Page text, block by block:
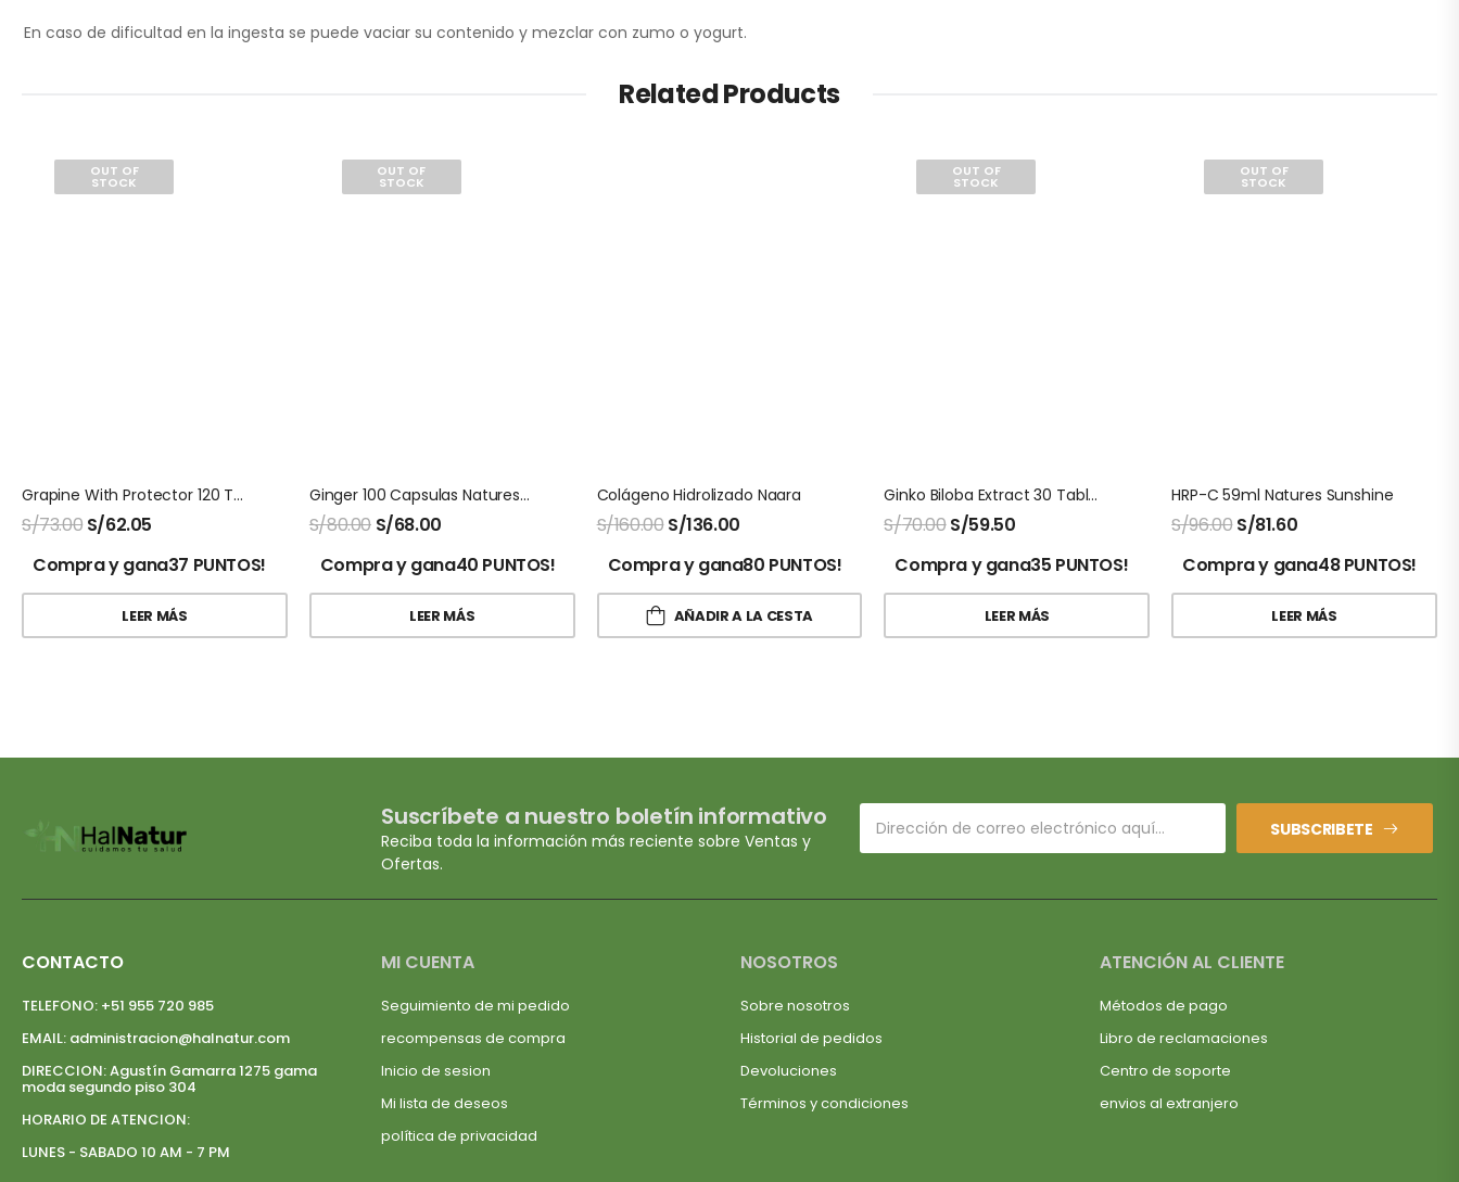
En caso de dificultad en la ingesta se puede vaciar su contenido y mezclar con zumo o yogurt.
Related Products
OUT OF
STOCK
Grapine With Protector 120 Tabletas Natures Sunshine
S/73.00 S/62.05
Compra y gana37 PUNTOS!
LEER MÁS
OUT OF
STOCK
Ginger 100 Capsulas Natures Sunshine
S/80.00 S/68.00
Compra y gana40 PUNTOS!
LEER MÁS
Colágeno Hidrolizado Naara
S/160.00S/136.00
Compra y gana80 PUNTOS!
AÑADIR A LA CESTA
OUT OF
STOCK
Ginko Biloba Extract 30 Tabletas Natures Sunshine
S/70.00S/59.50
Compra y gana35 PUNTOS!
LEER MÁS
OUT OF
STOCK
HRP-C 59ml Natures Sunshine
S/96.00 S/81.60
Compra y gana48 PUNTOS!
LEER MÁS
Suscríbete a nuestro boletín informativo
Reciba toda la información más reciente sobre Ventas y
Ofertas.
SUBSCRIBETE
CONTACTO
TELEFONO: +51 955 720 985
EMAIL: administracion@halnatur.com
DIRECCION:Agustín Gamarra 1275 gama
moda segundo piso 304
HORARIO DE ATENCION:
LUNES - SABADO 10 AM - 7 PM
MI CUENTA
Seguimiento de mi pedido
recompensas de compra
Inicio de sesion
Mi lista de deseos
política de privacidad
NOSOTROS
Sobre nosotros
Historial de pedidos
Devoluciones
Términos y condiciones
ATENCIÓN AL CLIENTE
Métodos de pago
Libro de reclamaciones
Centro de soporte
envios al extranjero